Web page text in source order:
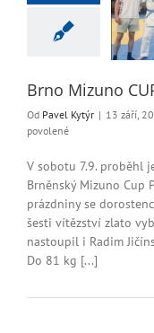
2024
Brno Mizuno
Od Pavel Kytýr | 13 září,
povolenéu
s
názvem
Brno
Mizuno
CUP
V sobotu 7.9. proběhl
Brněnský Mizuno Cup
prázdniny se
šesti vítězství zlato
nastoupil i Radim
Do 81 kg [...]